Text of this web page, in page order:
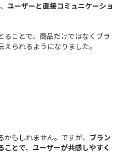
ユーザーと直接コミュニケーショ
ることで、商品だけではなくブラ
られるようになりました。
もしれません。ですが、 ブラン
ことで、ユーザーが共感しやすく